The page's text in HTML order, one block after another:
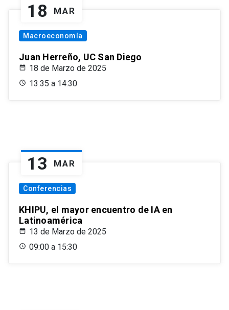
18 MAR
Macroeconomía
Juan Herreño, UC San Diego
18 de Marzo de 2025
13:35 a 14:30
13 MAR
Conferencias
KHIPU, el mayor encuentro de IA en
Latinoamérica
13 de Marzo de 2025
09:00 a 15:30